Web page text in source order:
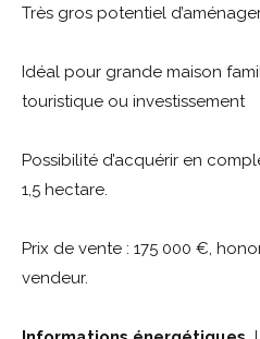
Très gros potentiel
Idéal pour grande maison
touristique ou investissement
Possibilité d’acquérir en
1,5 hectare.
Prix de vente : 175 000 €,
vendeur.